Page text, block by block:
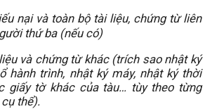
nại và toàn bộ tài liệu, chứng từ liên
thứ ba (nếu có)
và chứng từ khác (trích sao nhật ký
hành trình, nhật ký máy, nhật ký thời
giấy tờ khác của tàu… tùy theo từng
thể).